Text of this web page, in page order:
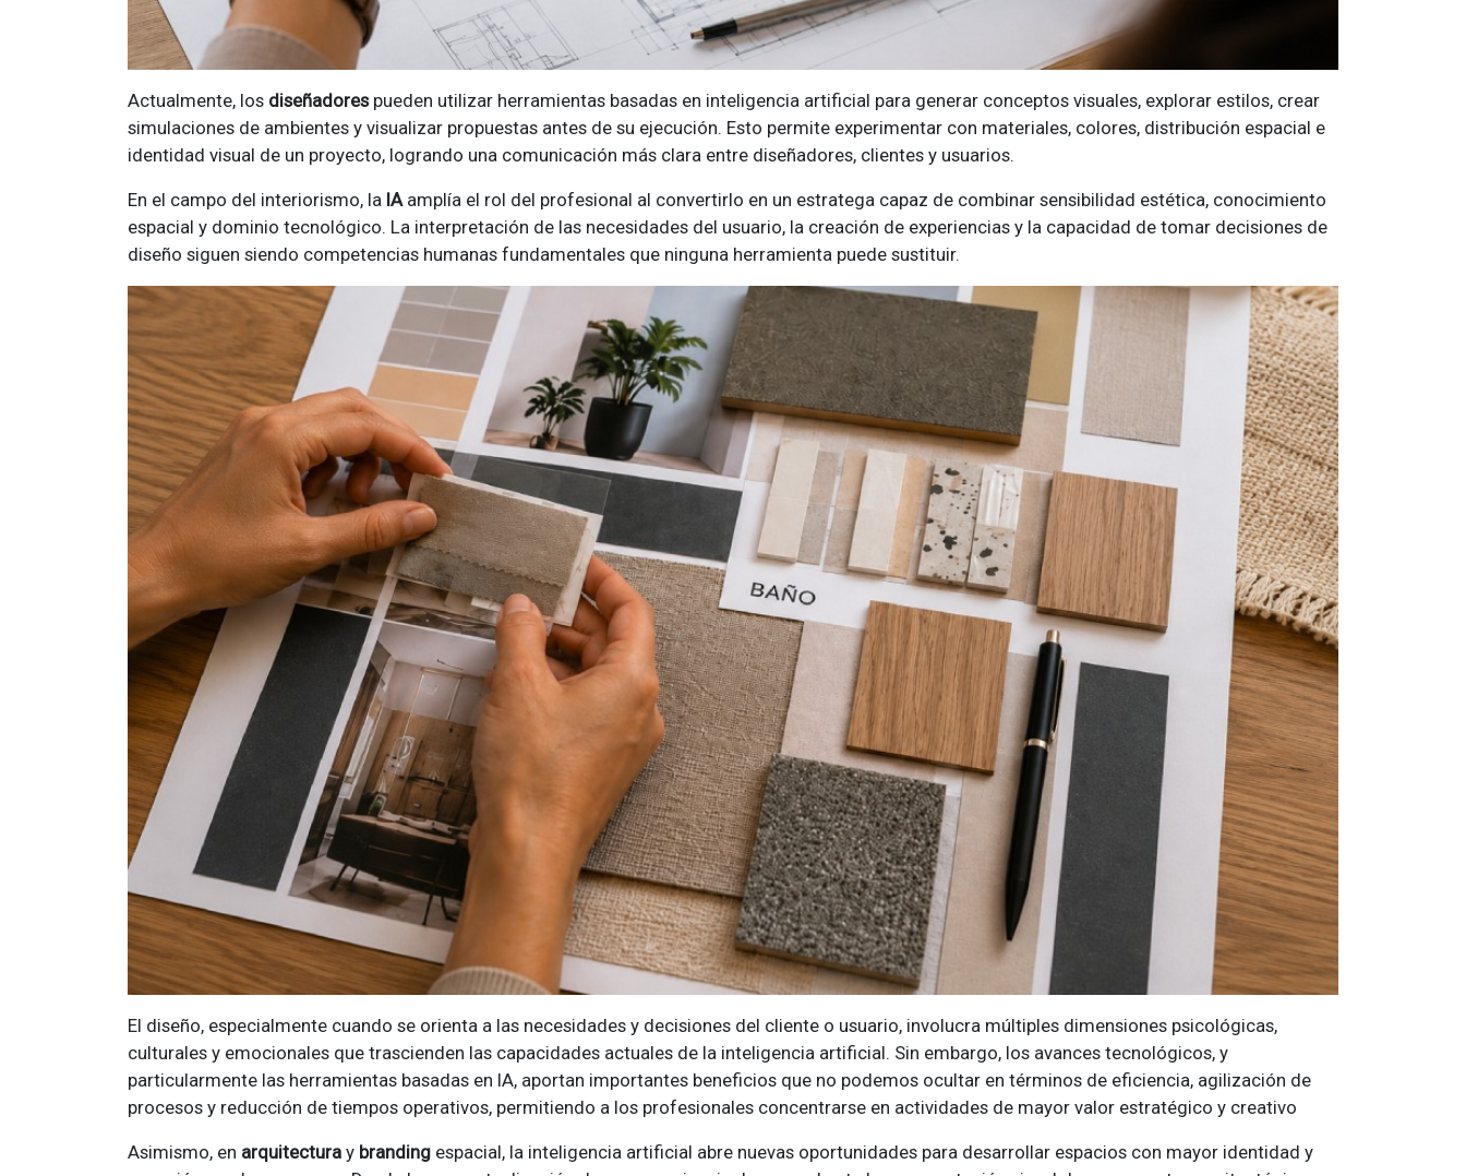
Actualmente, los diseñadorespueden utilizar herramientas basadas en inteligencia artificial para generar conceptos visuales, explorar estilos, crear
simulaciones de ambientes y visualizar propuestas antes de su ejecución. Esto permite experimentar con materiales, colores, distribución espacial e
identidad visual de un proyecto, logrando una comunicación más clara entre diseñadores, clientes y usuarios.
En el campo del interiorismo, la IAamplía el rol del profesional al convertirlo en un estratega capaz de combinar sensibilidad estética, conocimiento
espacial y dominio tecnológico. La interpretación de las necesidades del usuario, la creación de experiencias y la capacidad de tomar decisiones de
diseño siguen siendo competencias humanas fundamentales que ninguna herramienta puede sustituir.
El diseño, especialmente cuando se orienta a las necesidades y decisiones del cliente o usuario, involucra múltiples dimensiones psicológicas,
culturales y emocionales que trascienden las capacidades actuales de la inteligencia artificial. Sin embargo, los avances tecnológicos, y
particularmente las herramientas basadas en IA, aportan importantes beneficios que no podemos ocultar en términos de eficiencia, agilización de
procesos y reducción de tiempos operativos, permitiendo a los profesionales concentrarse en actividades de mayor valor estratégico y creativo
Asimismo, en arquitectura y branding espacial, la inteligencia artificial abre nuevas oportunidades para desarrollar espacios con mayor identidad y